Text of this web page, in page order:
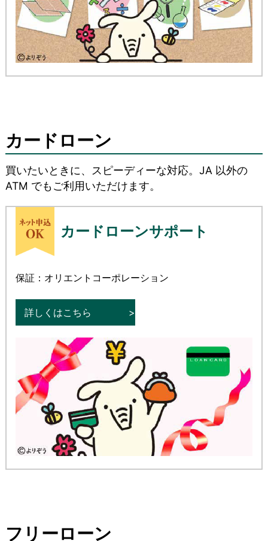
カードローン
買いたいときに、スピーディーな対応。JA 以外の
ATM でもご利用いただけます。
カードローンサポート
保証：オリエントコーポレーション
詳しくはこちら
フリーローン